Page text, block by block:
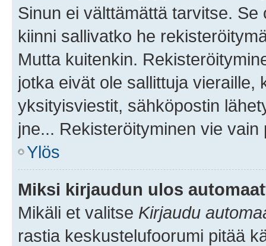
Sinun ei välttämättä tarvitse.
kiinni sallivatko he
Mutta kuitenkin.
jotka eivät ole sallittuja vieraille,
yksityisviestit, sähköpostin
jne... Rekisteröityminen vie
Ylös
Miksi kirjaudun ulos
Mikäli et valitse Kirjaudu
rastia keskustelufoorumi pitää